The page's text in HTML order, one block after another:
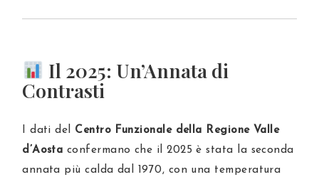
Il 2025: Un’Annata di
Contrasti
I dati del Centro Funzionale della Regione Valle
d’Aosta confermano che il 2025 è stata la seconda
annata più calda dal 1970, con una temperatura